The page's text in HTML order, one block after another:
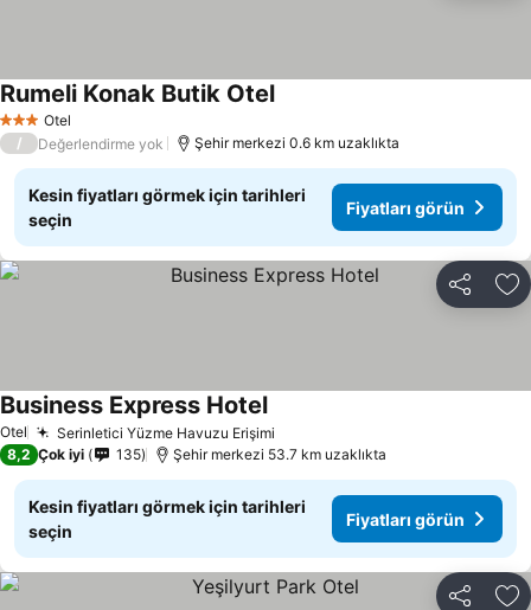
3 YıldızOtel
Rumeli Konak Butik OtelFiyatları görün
/ Değerlendirme yok Şehir merkezi 0.6 km uzaklıkta
Kesin fiyatları görmek için tarihleri
seçin
Fiyatları görün
Paylaş
Otel Serinletici Yüzme Havuzu Erişimi
Business Express HotelFiyatları görün
8,2 Çok iyi 135 Şehir merkezi 53.7 km uzaklıkta
Kesin fiyatları görmek için tarihleri
seçin
Fiyatları görün